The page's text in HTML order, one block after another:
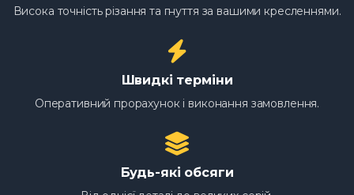
Висока точність різання та гнуття за вашими кресленнями.
Швидкі терміни
Оперативний прорахунок і виконання замовлення.
Будь-які обсяги